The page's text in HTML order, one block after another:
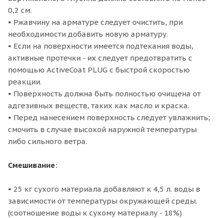
0,2 см.
• Ржавчину на арматуре следует очистить, при
необходимости добавить новую арматуру.
• Если на поверхности имеется подтекания воды,
активные протечки - их следует предотвратить с
помощью ActiveCoat PLUG с быстрой скоростью
реакции.
• Поверхность должна быть полностью очищена от
адгезивных веществ, таких как масло и краска.
• Перед нанесением поверхность следует увлажнить;
смочить в случае высокой наружной температуры
либо сильного ветра.
Смешивание:
• 25 кг сухого материала добавляют к 4,5 л. воды в
зависимости от температуры окружающей среды.
(соотношение воды к сухому материалу - 18%)